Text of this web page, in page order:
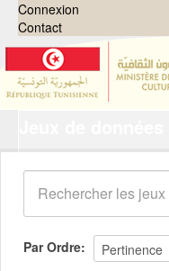
Connexion
Contact
Organisations
Groupes
Demandes 0
À propos
Par Ordre